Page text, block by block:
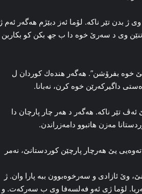
بدن تێر ناکه‌. لۆما ئه‌ز دبێژم هه‌گه‌ر ئه‌م ژ
وی د سه‌رێ خوه‌ دا ب جھ بکن کو بکاربن
خوه‌ بفرۆشن”. هه‌گه‌ر هندەك کوردان ل
داگیرکه‌رێن خوه‌ کرن، نه‌بانا.
تێر ناکه‌. هه‌گه‌ر د هه‌ر چار پارچان دا
مه‌زن هاتبوو دامه‌زراندن.
یێ هه‌رچار پارچێن کوردستانێ، نه‌مر
وێ ئازادی و سه‌رخوه‌بوون ببه‌ پارا وان. ژ
لۆما ژی ئه‌و فه‌لسه‌فا وی ب سه‌رکه‌ت. و